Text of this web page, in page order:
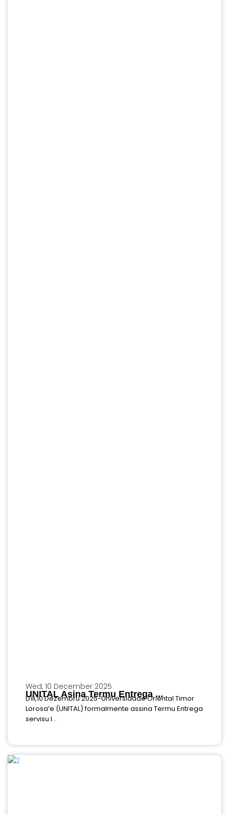
Wed, 10 December 2025
UNITAL Asina Termu Entrega ...
Díli,10 Dezembru 2025-Universidade Oriental Timor
Lorosa’e (UNITAL) formalmente assina Termu Entrega
servisu I...